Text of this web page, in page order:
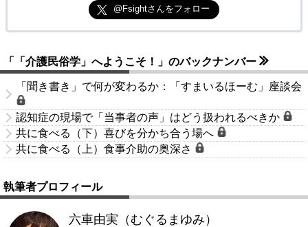
@Fsightさんをフォロー
「「介護民俗学」へようこそ！」のバックナンバー
「聞き書き」で何が変わるか：「すまいるほーむ」座談会
認知症の現場で「当事者の声」はどう扱われるべきか
共に食べる（下）喜びを分かち合う場へ
共に食べる（上）食事介助の奥深さ
執筆者プロフィール
六車由実（むぐるまゆみ）